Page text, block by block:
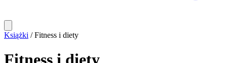
Książki / Fitness i diety